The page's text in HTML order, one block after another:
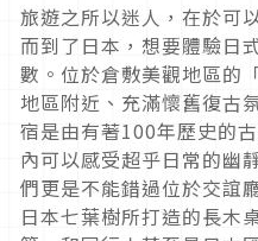
旅遊之所以迷人，在於可
而到了日本，想要體驗日
數。位於倉敷美觀地區的
地區附近、充滿懷舊復古
宿是由有著100年歷史的
內可以感受超乎日常的幽
們更是不能錯過位於交誼
日本七葉樹所打造的長木